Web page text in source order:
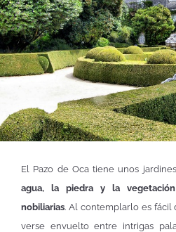
El Pazo de Oca tiene unos
agua, la piedra y la
nobiliarias. Al contemplarlo es fácil
verse envuelto entre intrigas